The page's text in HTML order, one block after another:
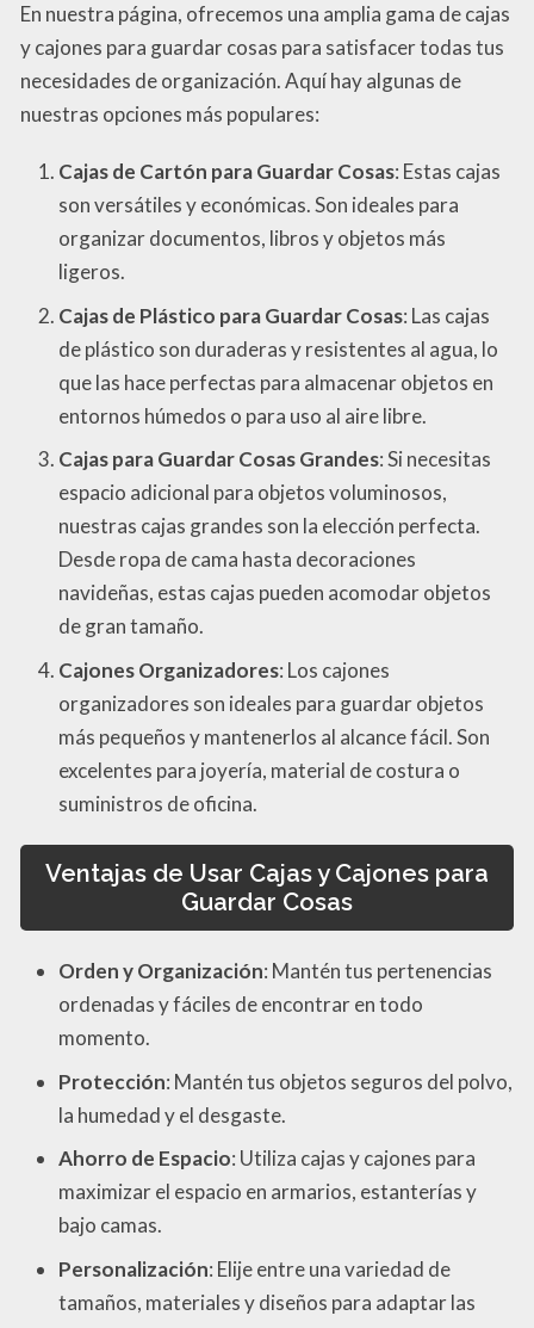
En nuestra página, ofrecemos una amplia gama de cajas
y cajones para guardar cosas para satisfacer todas tus
necesidades de organización. Aquí hay algunas de
nuestras opciones más populares:
Cajas de Cartón para Guardar Cosas: Estas cajas
son versátiles y económicas. Son ideales para
organizar documentos, libros y objetos más
ligeros.
Cajas de Plástico para Guardar Cosas: Las cajas
de plástico son duraderas y resistentes al agua, lo
que las hace perfectas para almacenar objetos en
entornos húmedos o para uso al aire libre.
Cajas para Guardar Cosas Grandes: Si necesitas
espacio adicional para objetos voluminosos,
nuestras cajas grandes son la elección perfecta.
Desde ropa de cama hasta decoraciones
navideñas, estas cajas pueden acomodar objetos
de gran tamaño.
Cajones Organizadores: Los cajones
organizadores son ideales para guardar objetos
más pequeños y mantenerlos al alcance fácil. Son
excelentes para joyería, material de costura o
suministros de oficina.
Ventajas de Usar Cajas y Cajones para
Guardar Cosas
Orden y Organización: Mantén tus pertenencias
ordenadas y fáciles de encontrar en todo
momento.
Protección: Mantén tus objetos seguros del polvo,
la humedad y el desgaste.
Ahorro de Espacio: Utiliza cajas y cajones para
maximizar el espacio en armarios, estanterías y
bajo camas.
Personalización: Elije entre una variedad de
tamaños, materiales y diseños para adaptar las